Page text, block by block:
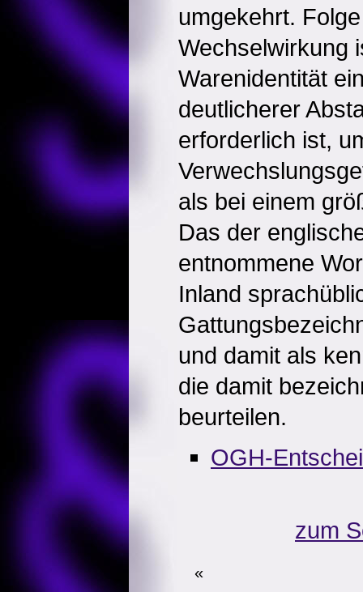
umgekehrt.
Wechselwirkung
Warenidentität
deutlicherer
erforderlich ist,
als bei einem
Das der
entnommene
Inland
und damit als
die damit
beurteilen.
OGH-
zum
«